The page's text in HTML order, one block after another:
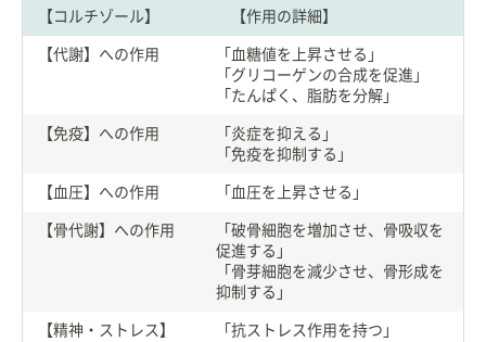
【コルチゾール】 【作用の詳細】
【代謝】への作用
「血糖値を上昇させる」
「グリコーゲンの合成を促進」
「たんぱく、脂肪を分解」
【免疫】への作用
「炎症を抑える」
「免疫を抑制する」
【血圧】への作用 「血圧を上昇させる」
【骨代謝】への作用
「破骨細胞を増加させ、骨吸収を
促進する」
「骨芽細胞を減少させ、骨形成を
抑制する」
【精神・ストレス】
「抗ストレス作用を持つ」